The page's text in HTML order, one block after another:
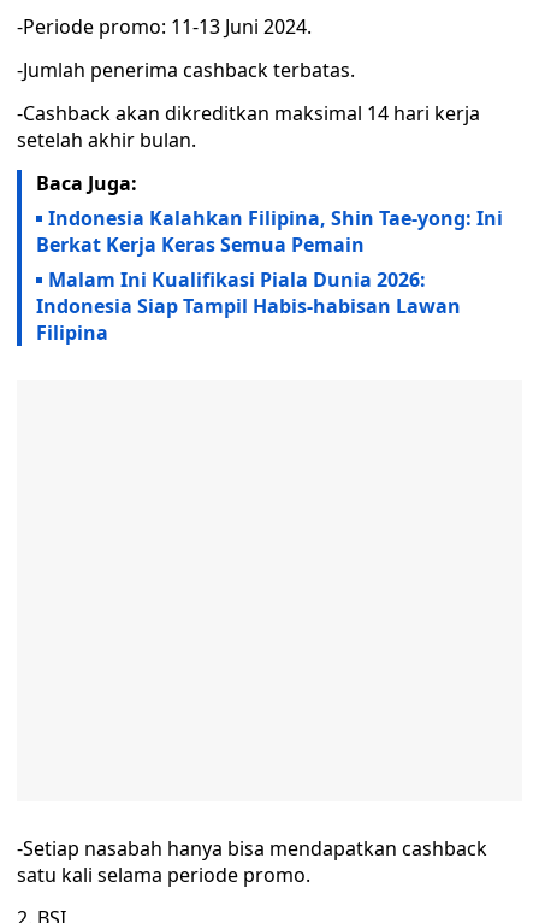
-Periode promo: 11-13 Juni 2024.
-Jumlah penerima cashback terbatas.
-Cashback akan dikreditkan maksimal 14 hari kerja
setelah akhir bulan.
Baca Juga:
Indonesia Kalahkan Filipina, Shin Tae-yong: Ini
Berkat Kerja Keras Semua Pemain
Malam Ini Kualifikasi Piala Dunia 2026:
Indonesia Siap Tampil Habis-habisan Lawan
Filipina
-Setiap nasabah hanya bisa mendapatkan cashback
satu kali selama periode promo.